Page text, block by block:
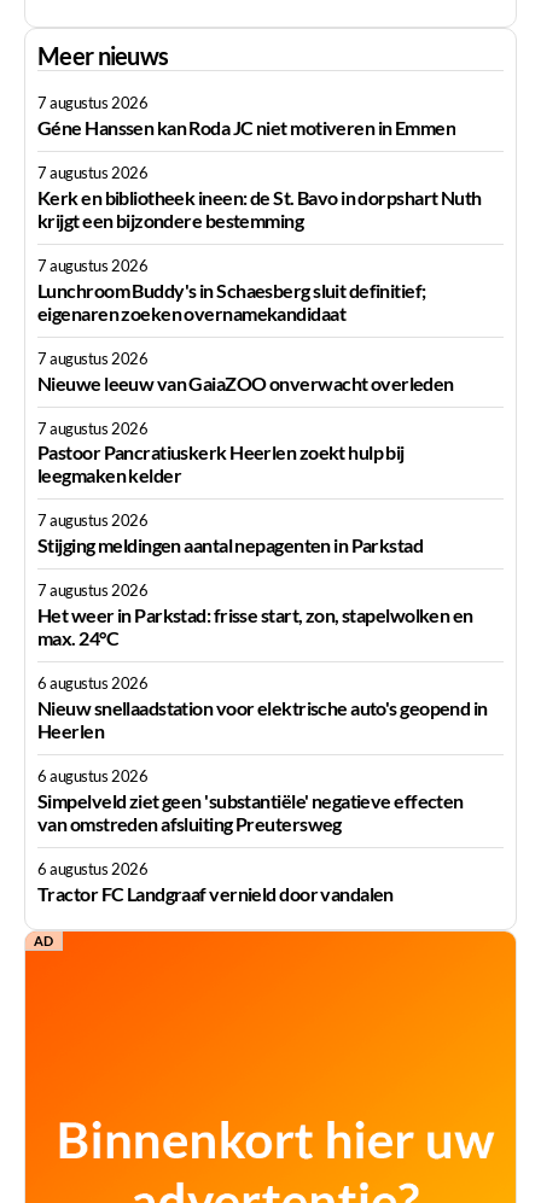
Meer nieuws
7 augustus 2026
Géne Hanssen kan Roda JC niet motiveren in Emmen
7 augustus 2026
Kerk en bibliotheek ineen: de St. Bavo in dorpshart Nuth
krijgt een bijzondere bestemming
7 augustus 2026
Lunchroom Buddy's in Schaesberg sluit definitief;
eigenaren zoeken overnamekandidaat
7 augustus 2026
Nieuwe leeuw van GaiaZOO onverwacht overleden
7 augustus 2026
Pastoor Pancratiuskerk Heerlen zoekt hulp bij
leegmaken kelder
7 augustus 2026
Stijging meldingen aantal nepagenten in Parkstad
7 augustus 2026
Het weer in Parkstad: frisse start, zon, stapelwolken en
max. 24°C
6 augustus 2026
Nieuw snellaadstation voor elektrische auto's geopend in
Heerlen
6 augustus 2026
Simpelveld ziet geen 'substantiële' negatieve effecten
van omstreden afsluiting Preutersweg
6 augustus 2026
Tractor FC Landgraaf vernield door vandalen
AD